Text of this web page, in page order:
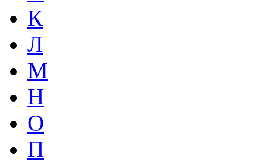
К
Л
М
Н
О
П